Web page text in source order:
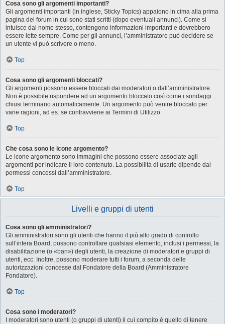
Cosa sono gli argomenti importanti?
Gli argomenti importanti (in inglese, Sticky Topics) appaiono in cima alla prima
pagina del forum in cui sono stati scritti (dopo eventuali annunci). Come si
intuisce dal nome stesso, contengono informazioni importanti e dovrebbero
essere lette sempre. Come per gli annunci, l’amministratore può decidere se
un utente vi può scrivere o meno.
Top
Cosa sono gli argomenti bloccati?
Gli argomenti possono essere bloccati dai moderatori o dall’amministratore.
Non è possibile rispondere ad un argomento bloccato così come i sondaggi
chiusi terminano automaticamente. Un argomento può venire bloccato per
varie ragioni, ad es. se contravviene ai Termini di Utilizzo.
Top
Che cosa sono le icone argomento?
Le icone argomento sono immagini che possono essere associate agli
argomenti per indicare il loro contenuto. La possibilità di usarle dipende dai
permessi concessi dall’amministratore.
Top
Livelli e gruppi di utenti
Cosa sono gli amministratori?
Gli amministratori sono gli utenti che hanno il più alto grado di controllo
sull’intera Board; possono controllare qualsiasi elemento, inclusi i permessi, la
disabilitazione (o «ban») degli utenti, la creazione di moderatori e gruppi di
utenti, ecc. Inoltre, possono moderare tutti i forum, a seconda delle
autorizzazioni concesse dal Fondatore della Board (Amministratore
Fondatore).
Top
Cosa sono i moderatori?
I moderatori sono utenti (o gruppi di utenti) il cui compito è quello di tenere